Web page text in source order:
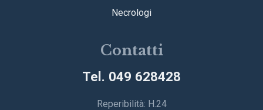
Necrologi
Contatti
Tel. 049 628428
Reperibilità: H.24